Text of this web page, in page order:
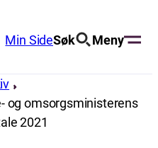
Min SideSøk Meny
og omsorgsministerens
2021